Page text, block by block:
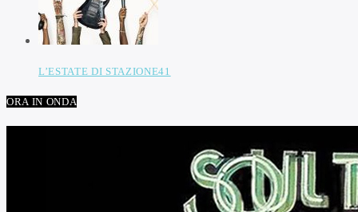
L’ESTATE DI STAZIONE41
ORA IN ONDA